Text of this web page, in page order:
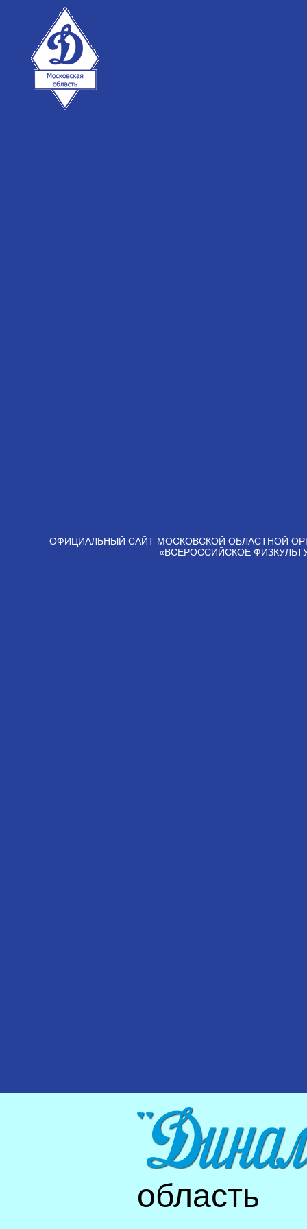
ОФИЦИАЛЬНЫЙ САЙТ МОСКОВСКОЙ ОБЛАСТНОЙ
«ВСЕРОССИЙСКОЕ
область